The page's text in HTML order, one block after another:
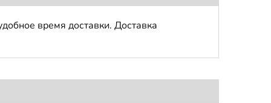
время доставки. Доставка